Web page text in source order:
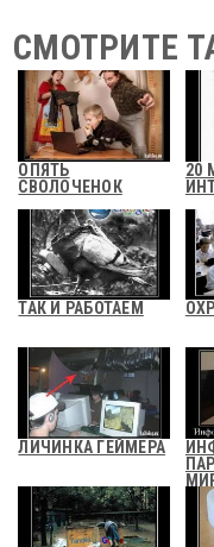
СМОТРИТЕ
ОПЯТЬ
СВОЛОЧЕНОК
20
ТАК И РАБОТАЕМ
ЛИЧИНКА ГЕЙМЕРА